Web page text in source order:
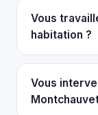
Vous
habitation ?
Vous